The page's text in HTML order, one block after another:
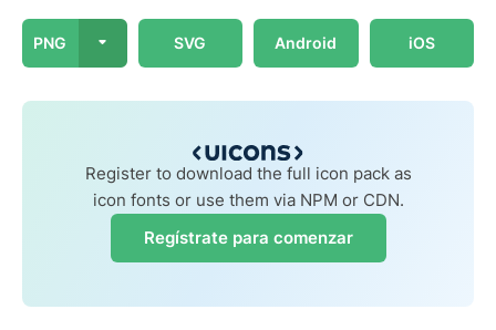
PNG SVG Android iOS
Register to download the full icon pack as
icon fonts or use them via NPM or CDN.
Regístrate para comenzar